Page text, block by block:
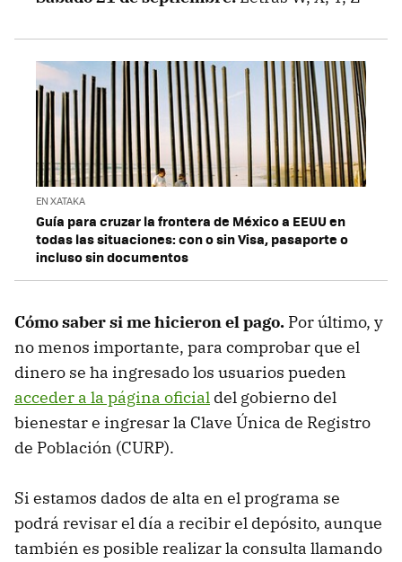
EN XATAKA
Guía para cruzar la frontera de México a EEUU en
todas las situaciones: con o sin Visa, pasaporte o
incluso sin documentos
Cómo saber si me hicieron el pago. Por último, y
no menos importante, para comprobar que el
dinero se ha ingresado los usuarios pueden
acceder a la página oficial del gobierno del
bienestar e ingresar la Clave Única de Registro
de Población (CURP).
Si estamos dados de alta en el programa se
podrá revisar el día a recibir el depósito, aunque
también es posible realizar la consulta llamando